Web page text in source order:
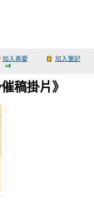
加入喜愛
+4
加入筆記
稿掛片》